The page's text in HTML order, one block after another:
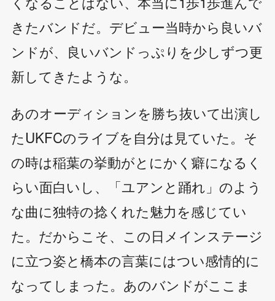
きたバンドだ。デビュー当時から良いバ
ンドが、良いバンドっぷりを少しずつ更
新してきたような。
あのオーディションを勝ち抜いて出演し
たUKFCのライブを自分は見ていた。そ
の時は稲葉の挙動がとにかく癖になるく
らい面白いし、「ユアンと踊れ」のよう
な曲に独特の捻くれた魅力を感じてい
た。だからこそ、この日メインステージ
に立つ姿と橋本の言葉にはつい感情的に
なってしまった。あのバンドがここま